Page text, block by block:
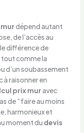
dépend autant
de l’accès au
différence de
comme la
d’un soubassement
raisonner en
prix muravec
de “faire au moins
harmonieux et
moment du devis